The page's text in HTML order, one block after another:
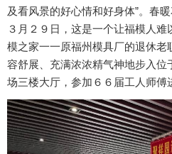
及看风景的好心情和好身体”。春
３月２９日，这是一个让福模人
模之家一一原福州模具厂的退休
容舒展、充满浓浓精气神地步入
场三楼大厅，参加６６届工人师傅